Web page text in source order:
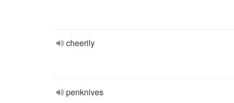
cheerily
penknives